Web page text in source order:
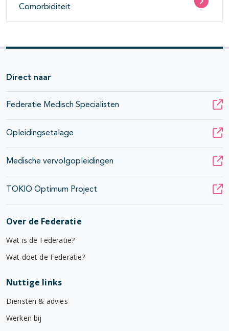
Comorbiditeit
Direct naar
Federatie Medisch Specialisten
Opleidingsetalage
Medische vervolgopleidingen
TOKIO Optimum Project
Over de Federatie
Wat is de Federatie?
Wat doet de Federatie?
Nuttige links
Diensten & advies
Werken bij